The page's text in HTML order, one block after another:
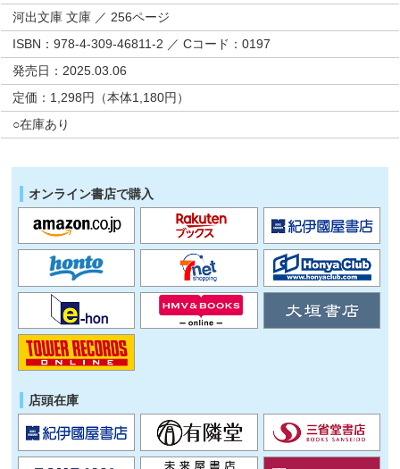
河出文庫 文庫 ／ 256ページ
ISBN：978-4-309-46811-2 ／ Cコード：0197
発売日：2025.03.06
定価：1,298円（本体1,180円）
○在庫あり
オンライン書店で購入
店頭在庫